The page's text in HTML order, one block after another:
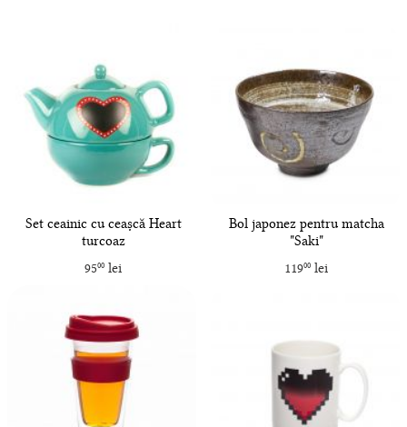
Set ceainic cu ceașcă Heart
turcoaz
9500lei
Bol japonez pentru matcha
"Saki"
11900 lei